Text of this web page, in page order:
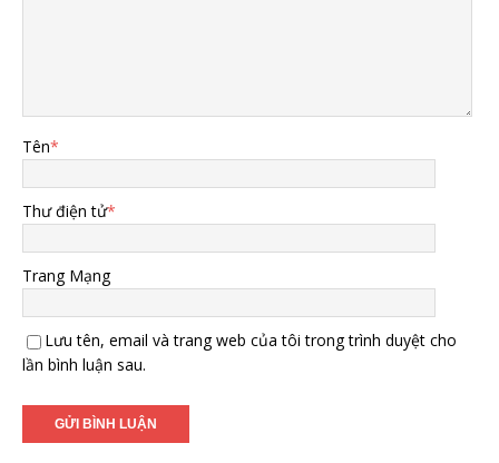
Tên*
Thư điện tử*
Trang Mạng
Lưu tên, email và trang web của tôi trong trình duyệt cho
lần bình luận sau.